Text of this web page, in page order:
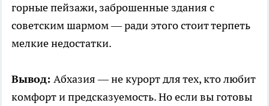
горные пейзажи, заброшенные здания с
советским шармом — ради этого стоит терпеть
мелкие недостатки.
Вывод: Абхазия — не курорт для тех, кто любит
комфорт и предсказуемость. Но если вы готовы